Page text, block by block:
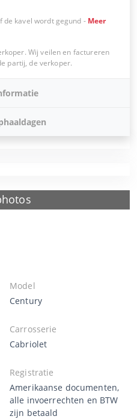
de kavel wordt gegund - Meer
Wij veilen en factureren
partij, de verkoper.
Model
Century
Carrosserie
Cabriolet
Registratie
Amerikaanse documenten,
alle invoerrechten en BTW
zijn betaald